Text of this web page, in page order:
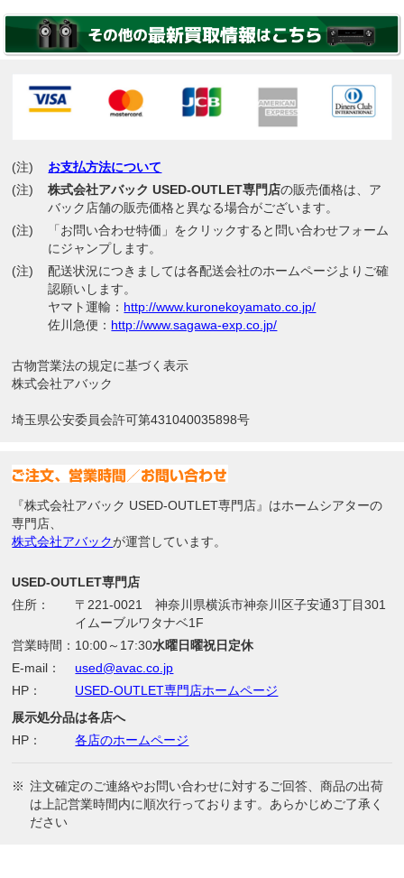
(注)
お支払方法について
(注)
株式会社アバック USED-OUTLET専門店の販売価格は、ア
バック店舗の販売価格と異なる場合がございます。
(注)
「お問い合わせ特価」をクリックすると問い合わせフォーム
にジャンプします。
(注)
配送状況につきましては各配送会社のホームページよりご確
認願いします。
ヤマト運輸： http://www.kuronekoyamato.co.jp/
佐川急便： http://www.sagawa-exp.co.jp/
古物営業法の規定に基づく表示
株式会社アバック
埼玉県公安委員会許可第431040035898号
『株式会社アバック USED-OUTLET専門店』はホームシアターの
専門店、
株式会社アバックが運営しています。
USED-OUTLET専門店
住所：
〒221-0021 神奈川県横浜市神奈川区子安通3丁目301
イムーブルワタナベ1F
営業時間： 10:00～17:30水曜日曜祝日定休
E-mail：
used@avac.co.jp
HP：
USED-OUTLET専門店ホームページ
展示処分品は各店へ
HP：
各店のホームページ
※ 注文確定のご連絡やお問い合わせに対するご回答、商品の出荷
は上記営業時間内に順次行っております。あらかじめご了承く
ださい